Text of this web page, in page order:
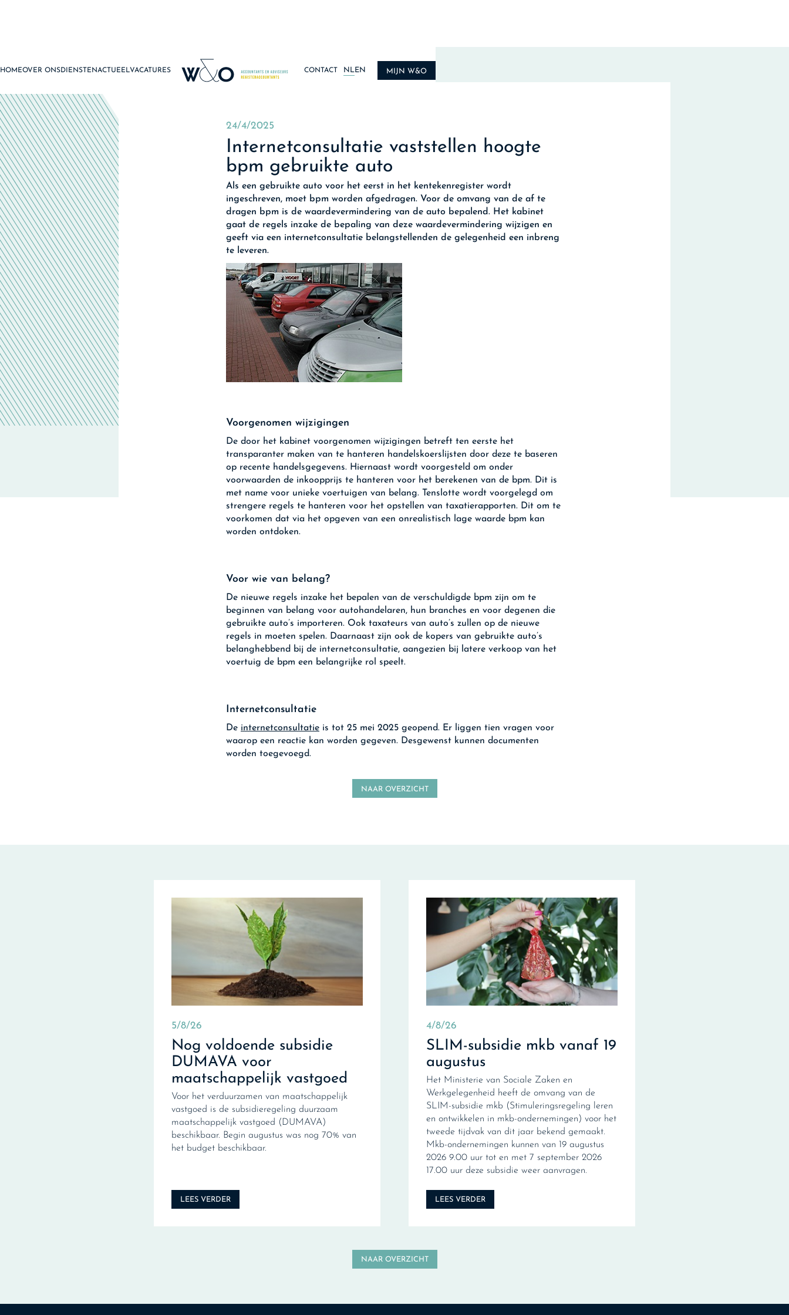
HOMEOVER ONSDIENSTENACTUEELVACATURES CONTACT NL EN MIJN W&O
24/4/2025
Internetconsultatie vaststellen hoogte
bpm gebruikte auto
Als een gebruikte auto voor het eerst in het kentekenregister wordt
ingeschreven, moet bpm worden afgedragen. Voor de omvang van de af te
dragen bpm is de waardevermindering van de auto bepalend. Het kabinet
gaat de regels inzake de bepaling van deze waardevermindering wijzigen en
geeft via een internetconsultatie belangstellenden de gelegenheid een inbreng
te leveren.
Voorgenomen wijzigingen
De door het kabinet voorgenomen wijzigingen betreft ten eerste het
transparanter maken van te hanteren handelskoerslijsten door deze te baseren
op recente handelsgegevens. Hiernaast wordt voorgesteld om onder
voorwaarden de inkoopprijs te hanteren voor het berekenen van de bpm. Dit is
met name voor unieke voertuigen van belang. Tenslotte wordt voorgelegd om
strengere regels te hanteren voor het opstellen van taxatierapporten. Dit om te
voorkomen dat via het opgeven van een onrealistisch lage waarde bpm kan
worden ontdoken.
Voor wie van belang?
De nieuwe regels inzake het bepalen van de verschuldigde bpm zijn om te
beginnen van belang voor autohandelaren, hun branches en voor degenen die
gebruikte auto’s importeren. Ook taxateurs van auto’s zullen op de nieuwe
regels in moeten spelen. Daarnaast zijn ook de kopers van gebruikte auto’s
belanghebbend bij de internetconsultatie, aangezien bij latere verkoop van het
voertuig de bpm een belangrijke rol speelt.
Internetconsultatie
De internetconsultatie is tot 25 mei 2025 geopend. Er liggen tien vragen voor
waarop een reactie kan worden gegeven. Desgewenst kunnen documenten
worden toegevoegd.
NAAR OVERZICHT
5/8/26
Nog voldoende subsidie
DUMAVA voor
maatschappelijk vastgoed
Voor het verduurzamen van maatschappelijk
vastgoed is de subsidieregeling duurzaam
maatschappelijk vastgoed (DUMAVA)
beschikbaar. Begin augustus was nog 70% van
het budget beschikbaar.
LEES VERDER
4/8/26
SLIM-subsidie mkb vanaf 19
augustus
Het Ministerie van Sociale Zaken en
Werkgelegenheid heeft de omvang van de
SLIM-subsidie mkb (Stimuleringsregeling leren
en ontwikkelen in mkb-ondernemingen) voor het
tweede tijdvak van dit jaar bekend gemaakt.
Mkb-ondernemingen kunnen van 19 augustus
2026 9.00 uur tot en met 7 september 2026
17.00 uur deze subsidie weer aanvragen.
LEES VERDER
NAAR OVERZICHT